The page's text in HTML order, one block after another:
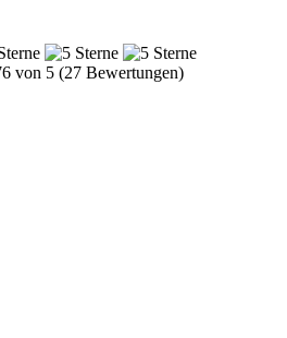
von 5 (27 Bewertungen)